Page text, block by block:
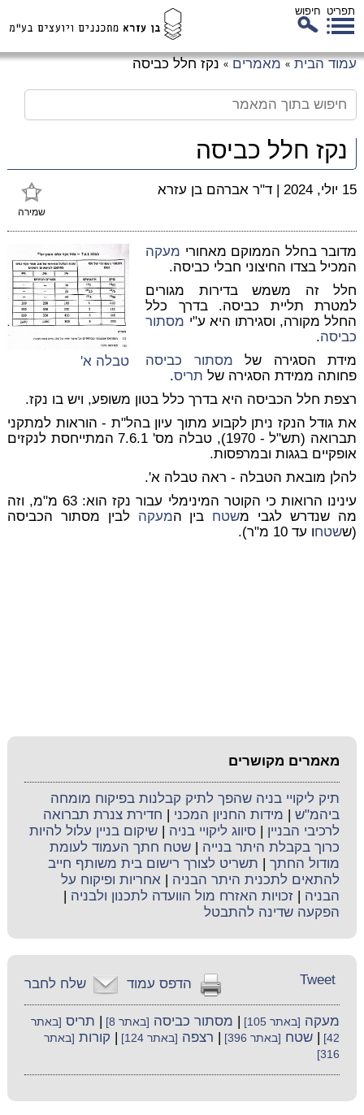
תפריט חיפוש
עמוד הבית » מאמרים » נקז חלל כביסה
נקז חלל כביסה
שמירה
15 יולי, 2024 | ד"ר אברהם בן עזרא
טבלה א'
מדובר בחלל הממוקם מאחורי מעקה
המכיל בצדו החיצוני חבלי כביסה.
חלל זה משמש בדירות מגורים
למטרת תליית כביסה. בדרך כלל
החלל מקורה, וסגירתו היא ע"י מסתור
כביסה.
מידת הסגירה של מסתור כביסה
פחותה ממידת הסגירה של תריס.
רצפת חלל הכביסה היא בדרך כלל בטון משופע, ויש בו נקז.
את גודל הנקז ניתן לקבוע מתוך עיון בהל"ת - הוראות למתקני
תברואה (תש"ל - 1970), טבלה מס' 7.6.1 המתייחסת לנקזים
אופקיים בגגות ובמרפסות.
להלן מובאת הטבלה - ראה טבלה א'.
עינינו הרואות כי הקוטר המינימלי עבור נקז הוא: 63 מ"מ
, וזה
מה שנדרש לגבי משטח בין המעקה לבין מסתור הכביסה
(ששטחו עד 10 מ"ר).
מאמרים מקושרים
תיק ליקויי בניה שהפך לתיק קבלנות בפיקוח מומחה
ביהמ"ש
מידות החניון המכני
חדירת צנרת תברואה
לרכיבי הבניין |סיווג ליקויי בניה |שיקום בניין עלול להיות
כרוך בקבלת היתר בנייה |שטח חתך העמוד לעומת
מודול החתך
תשריט לצורך רישום בית משותף חייב
להתאים לתכנית היתר הבניה |אחריות ופיקוח על
הבניה |זכויות האזרח מול הוועדה לתכנון ולבניה
הפקעה שדינה להתבטל
שלח לחבר הדפס עמוד Tweet
מעקה [באתר 105] מסתור כביסה [באתר 8] תריס [באתר
42]
|שטח [באתר 396] רצפה [באתר 124] קורות [באתר
316]